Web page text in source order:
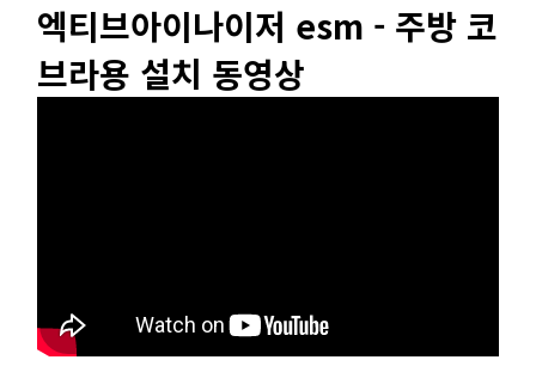
엑티브아이나이저 esm - 주방 코
브라용 설치 동영상